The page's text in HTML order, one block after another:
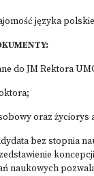
języka
do JM Rektora
oraz życiorys
bez stopnia
naukowych